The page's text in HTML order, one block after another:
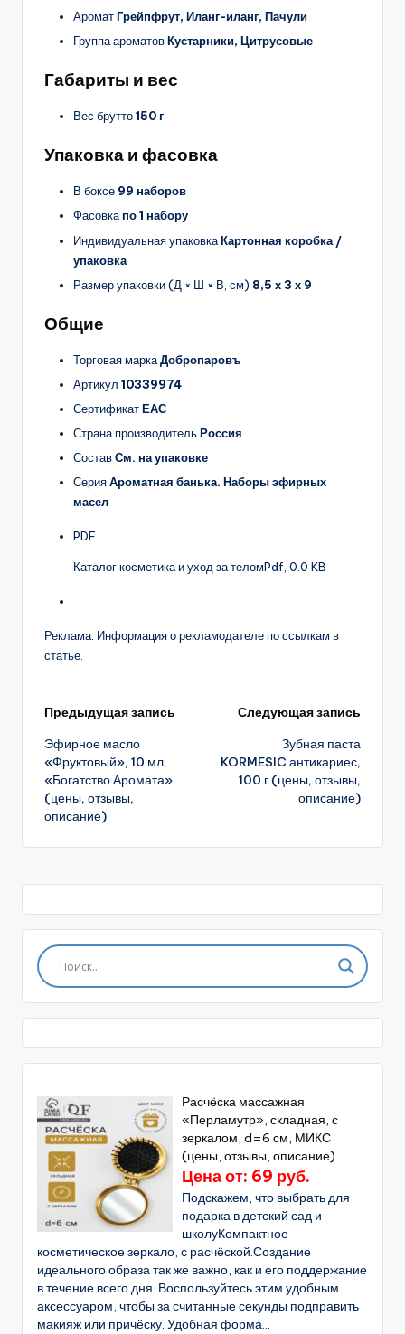
АроматГрейпфрут, Иланг-иланг, Пачули
Группа ароматовКустарники, Цитрусовые
Габариты и вес
Вес брутто150 г
Упаковка и фасовка
В боксе 99 наборов
Фасовкапо 1 набору
Индивидуальная упаковкаКартонная коробка /
упаковка
Размер упаковки (Д × Ш × В, см) 8,5 х 3 х 9
Общие
Торговая маркаДобропаровъ
Артикул 10339974
СертификатЕАС
Страна производительРоссия
СоставСм. на упаковке
СерияАроматная банька. Наборы эфирных
масел
PDF
Каталог косметика и уход за теломPdf, 0.0 KB
Реклама. Информация о рекламодателе по ссылкам в
статье.
Навигация
записи
Предыдущая запись
Эфирное масло
«Фруктовый», 10 мл,
«Богатство Аромата»
(цены, отзывы,
описание)
Следующая запись
Зубная паста
KORMESIC антикариес,
100 г (цены, отзывы,
описание)
Расчёска массажная
«Перламутр», складная, с
зеркалом, d=6 см, МИКС
(цены, отзывы, описание)
Цена от: 69 руб.
Подскажем, что выбрать для
подарка в детский сад и
школуКомпактное
косметическое зеркало, с расчёской.Создание
идеального образа так же важно, как и его поддержание
в течение всего дня. Воспользуйтесь этим удобным
аксессуаром, чтобы за считанные секунды подправить
макияж или причёску. Удобная форма...